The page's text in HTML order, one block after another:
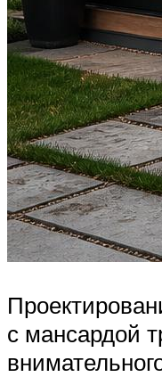
с мансардой